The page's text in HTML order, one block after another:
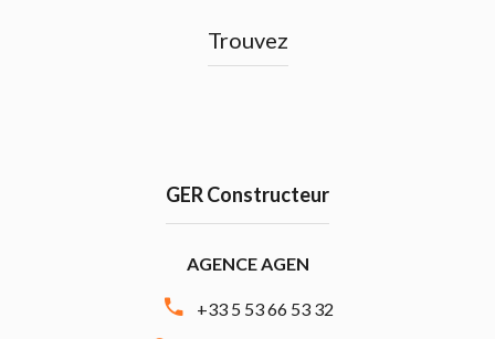
Trouvez
GER Constructeur
AGENCE AGEN
+33 5 53 66 53 32